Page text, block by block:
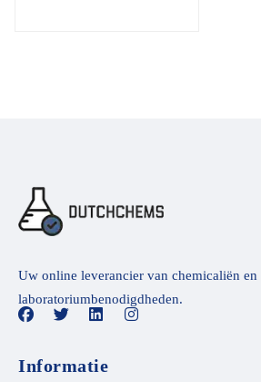
Uw online leverancier van chemicaliën en
laboratoriumbenodigdheden.
Informatie